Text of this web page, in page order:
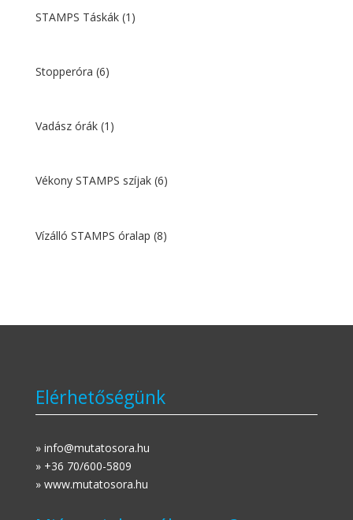
STAMPS Táskák (1)
Stopperóra (6)
Vadász órák (1)
Vékony STAMPS szíjak (6)
Vízálló STAMPS óralap (8)
Elérhetőségünk
» info@mutatosora.hu
» +36 70/600-5809
» www.mutatosora.hu